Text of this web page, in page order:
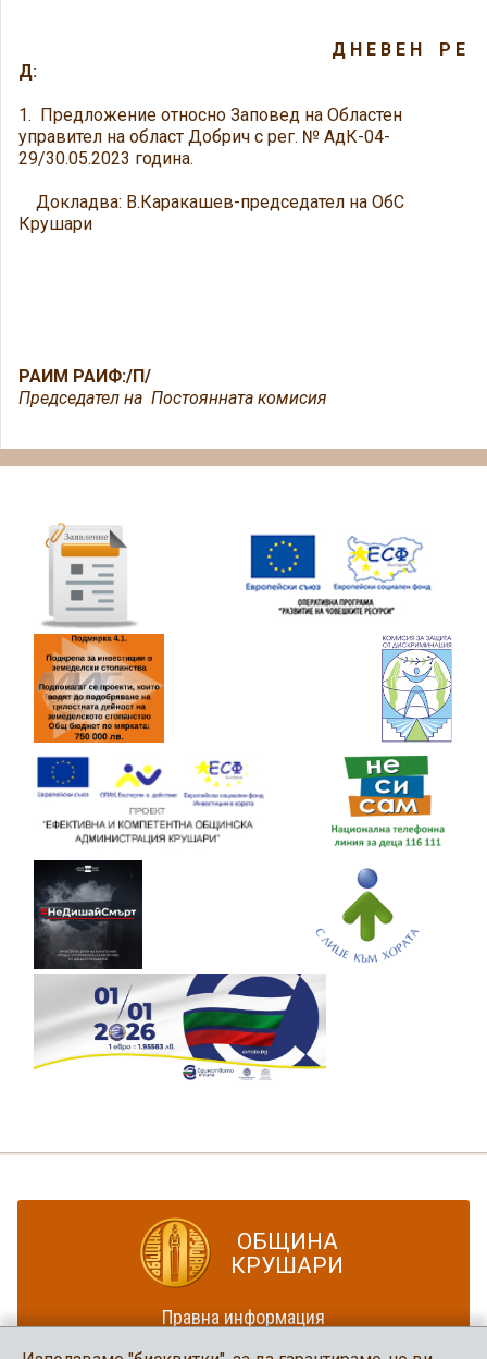
Д Н Е В Е Н Р Е
Д:
1. Предложение относно Заповед на Областен
управител на област Добрич с рег. № АдК-04-
29/30.05.2023 година.
Докладва: В.Каракашев-председател на ОбС
Крушари
РАИМ РАИФ:/П/
Председател на Постоянната комисия
ОБЩИНА
КРУШАРИ
Правна информация